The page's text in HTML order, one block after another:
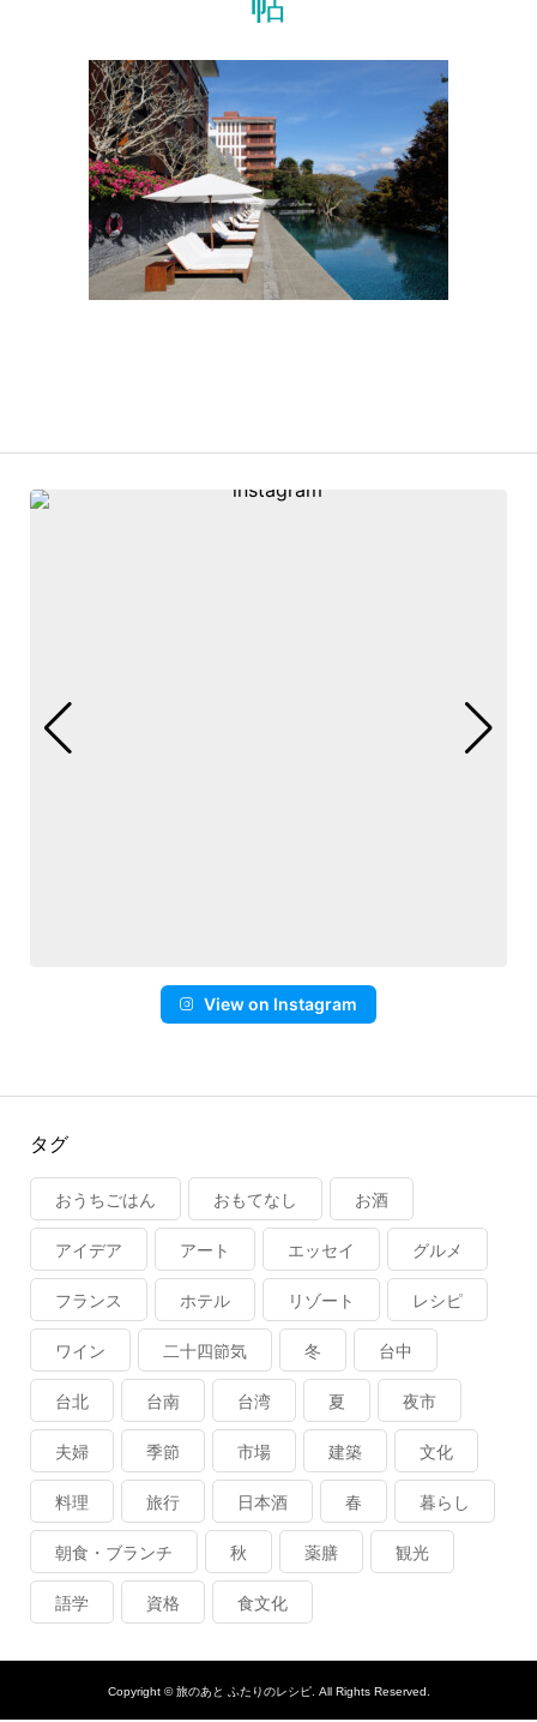
帖
View on Instagram
おうちごはん おもてなし お酒
アイデア アート エッセイ グルメ
フランス ホテル リゾート レシピ
ワイン 二十四節気 冬 台中
台北 台南 台湾 夏 夜市
夫婦 季節 市場 建築 文化
料理 旅行 日本酒 春 暮らし
朝食・ブランチ 秋 薬膳 観光
語学 資格 食文化